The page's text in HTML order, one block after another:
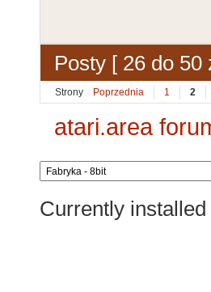
Posty [ 26 do 50
Strony Poprzednia 1 2
atari.area
Currently installed